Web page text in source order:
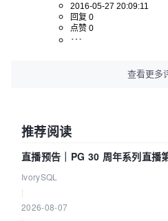
2016-05-27 20:09:11
回复 0
点赞 0
查看更多
推荐阅读
直播预告｜PG 30 周年系列直播
核——我们改得动吗？我们贡献了
IvorySQL
2026-08-07